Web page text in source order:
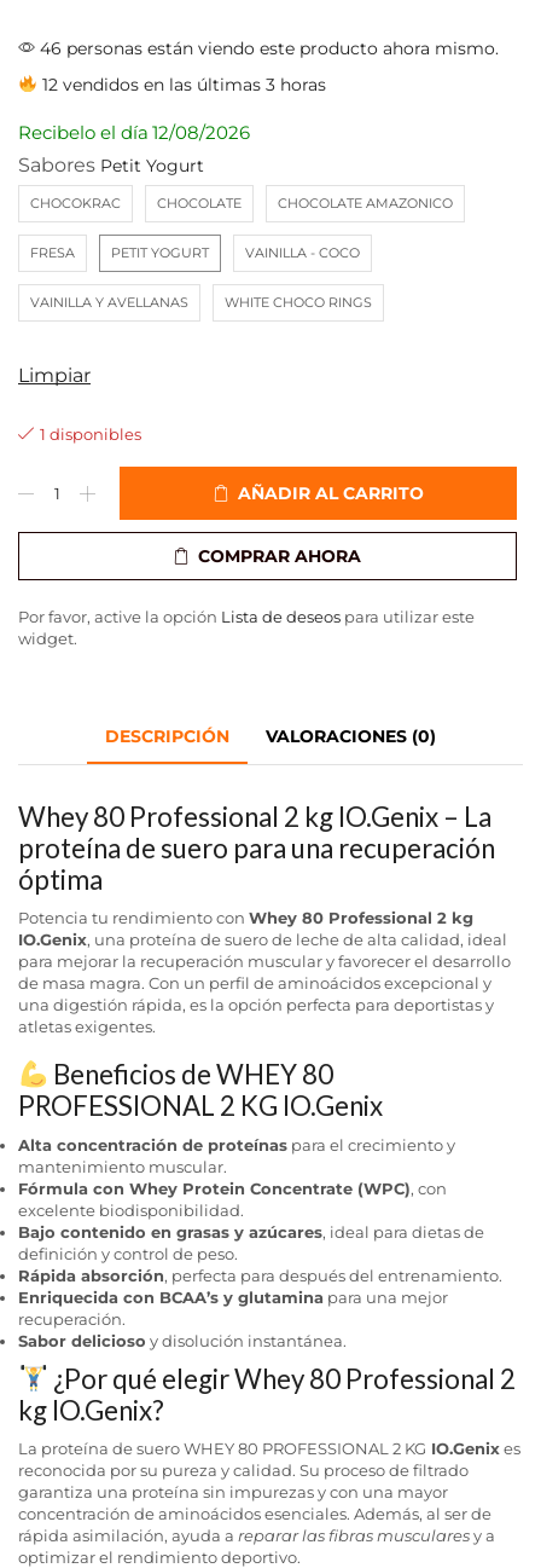
46 personas están viendo este producto ahora mismo.
12 vendidos en las últimas 3 horas
Recibelo el día 12/08/2026
Sabores
CHOCOKRAC CHOCOLATE CHOCOLATE AMAZONICO
FRESA PETIT YOGURT VAINILLA - COCO
VAINILLA Y AVELLANAS WHITE CHOCO RINGS
Limpiar
1 disponibles
AÑADIR AL CARRITO
COMPRAR AHORA
Por favor, active la opción Lista de deseos para utilizar este
widget.
DESCRIPCIÓN VALORACIONES (0)
Whey 80 Professional 2 kg IO.Genix – La
proteína de suero para una recuperación
óptima
Potencia tu rendimiento con Whey 80 Professional 2 kg
IO.Genix, una proteína de suero de leche de alta calidad, ideal
para mejorar la recuperación muscular y favorecer el desarrollo
de masa magra. Con un perfil de aminoácidos excepcional y
una digestión rápida, es la opción perfecta para deportistas y
atletas exigentes.
Beneficios de WHEY 80
PROFESSIONAL 2 KG IO.Genix
Alta concentración de proteínas para el crecimiento y
mantenimiento muscular.
Fórmula con Whey Protein Concentrate (WPC), con
excelente biodisponibilidad.
Bajo contenido en grasas y azúcares, ideal para dietas de
definición y control de peso.
Rápida absorción, perfecta para después del entrenamiento.
Enriquecida con BCAA’s y glutamina para una mejor
recuperación.
Sabor delicioso y disolución instantánea.
¿Por qué elegirWhey 80 Professional 2
kg IO.Genix?
La proteína de suero WHEY 80 PROFESSIONAL 2 KG IO.Genixes
reconocida por su pureza y calidad. Su proceso de filtrado
garantiza una proteína sin impurezas y con una mayor
concentración de aminoácidos esenciales. Además, al ser de
rápida asimilación, ayuda a reparar las fibras muscularesy a
optimizar el rendimiento deportivo.